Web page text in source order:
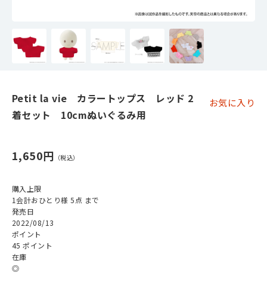
Petit la vie カラートップス レッド 2
着セット 10cmぬいぐるみ用
お気に入り
1,650円
購入上限
1会計おひとり様 5点 まで
発売日
2022/08/13
ポイント
45 ポイント
在庫
◎